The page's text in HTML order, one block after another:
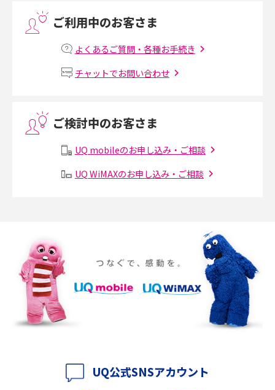
プリペイドSIMとは？種類やメリット・デメリット、利用までの流れを解説
Threads（スレッズ）とは？主な機能や登録方法、投稿の仕方を解説
Instagram（インスタグラム）でスクショするとバレる？バレるケースや撮
iPhone 16eとiPhone SE（第3世代）の違いは？サイズやスペックを比較し
て解説
iPhone 16eとiPhone 14を徹底比較！スペック・機能の違いをわかりやすく
紹介
iPhone 16とiPhone 15の違いは？カメラ・スペック・機能を徹底比較
ご利用中のお客さま
よくあるご質問・各種お手続き
チャットでお問い合わせ
ご検討中のお客さま
UQ mobileのお申し込み・ご相談
UQ WiMAXのお申し込み・ご相談
UQ公式SNSアカウント